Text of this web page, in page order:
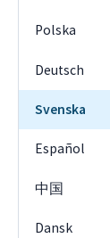
Polska
Deutsch
Svenska
Español
中国
Dansk